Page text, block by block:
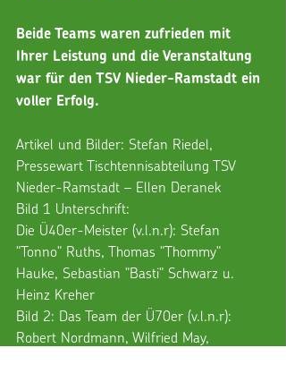
Beide Teams waren zufrieden mit
Ihrer Leistung und die Veranstaltung
war für den TSV Nieder-Ramstadt ein
voller Erfolg.
Artikel und Bilder: Stefan Riedel,
Pressewart Tischtennisabteilung TSV
Nieder-Ramstadt – Ellen Deranek
Bild 1 Unterschrift:
Die Ü40er-Meister (v.l.n.r): Stefan
"Tonno" Ruths, Thomas "Thommy"
Hauke, Sebastian "Basti" Schwarz u.
Heinz Kreher
Bild 2: Das Team der Ü70er (v.l.n.r):
Robert Nordmann, Wilfried May,